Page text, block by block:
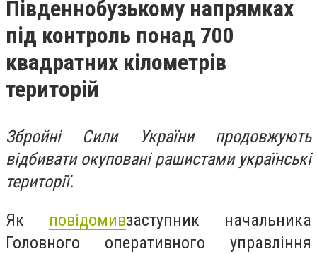
Південнобузькому напрямках
під контроль понад 700
квадратних кілометрів
територій
Збройні Сили України продовжують
відбивати окуповані рашистами українські
території.
Як повідомивзаступник начальника
Головного оперативного управління